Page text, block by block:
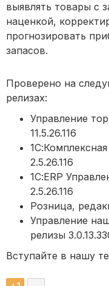
выявлять товары с
наценкой,
прогнозировать
запасов.
Проверено на
релизах:
Управление
11.5.26.116
2.5.26.116
1С:ERP
2.5.26.116
Розница,
Управление
релизы
Вступайте в нашу